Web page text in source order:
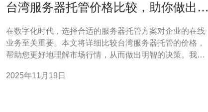
台湾服务器托管价格比较，助你做出明
在数字化时代，选择合适的服务器托管方案对企业的在线
业务至关重要。本文将详细比较台湾服务器托管的价格，
帮助您更好地理解市场行情，从而做出明智的决策。我们
适合您需求的服务提供商。 哪个因素影响台湾服务器托管
2025年11月19日